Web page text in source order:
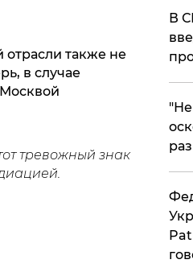
также не
в случае
тревожный знак
В